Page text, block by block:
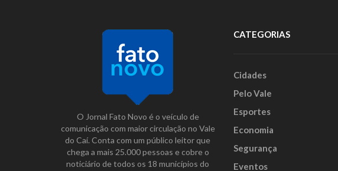
O Jornal Fato Novo é o veículo de
comunicação com maior circulação no Vale
do Caí. Conta com um público leitor que
chega a mais 25.000 pessoas e cobre o
noticiário de todos os 18 municípios do
CATEGORIAS
Cidades
Pelo Vale
Esportes
Economia
Segurança
Eventos